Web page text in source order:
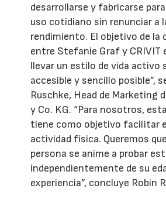
desarrollarse y fabricarse
uso cotidiano sin renunciar a
rendimiento. El objetivo de la
entre Stefanie Graf y CRIVIT
llevar un estilo de vida activo
accesible y sencillo posible”,
Ruschke, Head de Marketing
y Co. KG. “Para nosotros,
tiene como objetivo facilitar
actividad física. Queremos
persona se anime a probar
independientemente de su
experiencia”, concluye Robin